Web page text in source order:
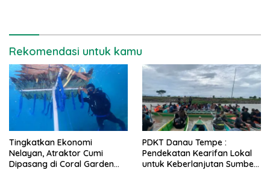
Rekomendasi untuk kamu
Tingkatkan Ekonomi
Nelayan, Atraktor Cumi
Dipasang di Coral Garden
PDKT Danau Tempe :
Pendekatan Kearifan Lokal
untuk Keberlanjutan Sumber